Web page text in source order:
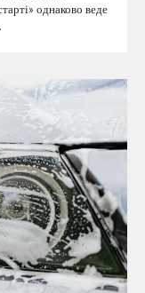
однаково веде